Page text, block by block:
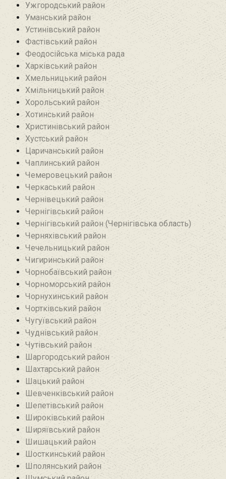
Ужгородський район
Уманський район
Устинівський район
Фастівський район
Феодосійська міська рада
Харківський район
Хмельницький район
Хмільницький район
Хорольський район
Хотинський район‎
Христинівський район
Хустський район
Царичанський район
Чаплинський район
Чемеровецький район
Черкаський район
Чернівецький район
Чернігівський район
Чернігівський район (Чернігівська область)
Черняхівський район‎
Чечельницький район
Чигиринський район
Чорнобаївський район
Чорноморський район
Чорнухинський район‎
Чортківський район
Чугуївський район
Чуднівський район
Чутівський район
Шаргородський район
Шахтарський район‎
Шацький район
Шевченківський район
Шепетівський район
Широківський район
Ширяївський район
Шишацький район
Шосткинський район
Шполянський район